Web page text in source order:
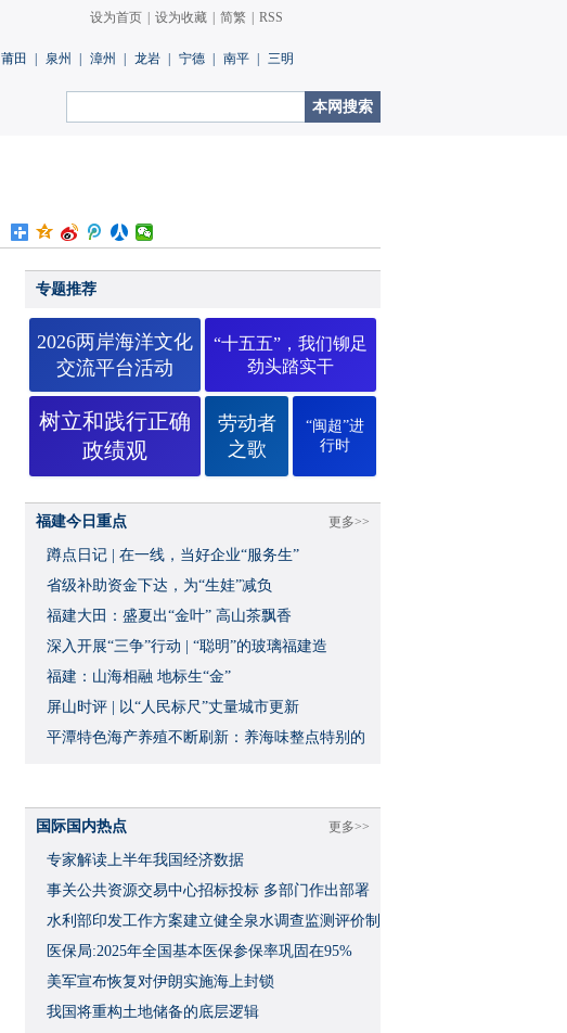
设为首页 设为收藏 简繁 RSS
莆田 泉州 漳州 龙岩 宁德 南平 三明
专题推荐
2026两岸海洋文化
交流平台活动
“十五五”，我们铆足
劲头踏实干
树立和践行正确
政绩观
劳动者
之歌
“闽超”进
行时
更多>>
福建今日重点
蹲点日记 | 在一线，当好企业“服务生”
省级补助资金下达，为“生娃”减负
福建大田：盛夏出“金叶” 高山茶飘香
深入开展“三争”行动 | “聪明”的玻璃福建造
福建：山海相融 地标生“金”
屏山时评 | 以“人民标尺”丈量城市更新
平潭特色海产养殖不断刷新：养海味整点特别的
更多>>
国际国内热点
专家解读上半年我国经济数据
事关公共资源交易中心招标投标 多部门作出部署
水利部印发工作方案建立健全泉水调查监测评价制
度
医保局:2025年全国基本医保参保率巩固在95%
美军宣布恢复对伊朗实施海上封锁
我国将重构土地储备的底层逻辑